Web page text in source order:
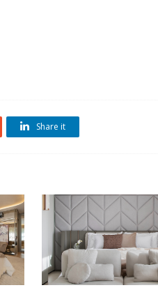
Share it